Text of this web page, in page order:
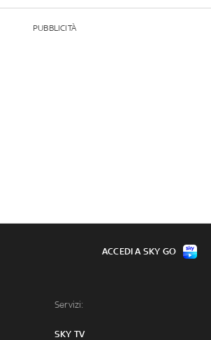
PUBBLICITÀ
Servizi:
SKY TV
ACCEDI A SKY GO